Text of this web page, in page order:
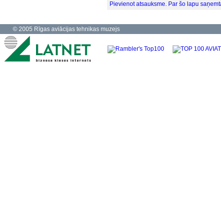
Pievienot atsauksme. Par šo lapu
© 2005 Rīgas aviācijas tehnikas muzejs